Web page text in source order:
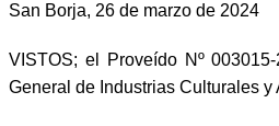
San Borja, 26 de marzo de 2024
VISTOS; el Proveído Nº
General de Industrias Culturales y